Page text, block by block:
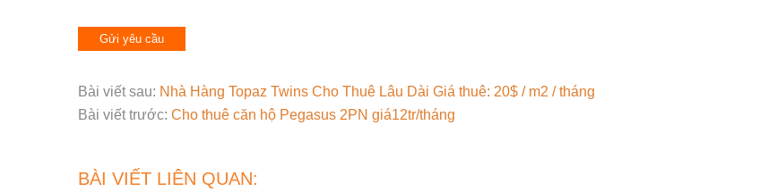
Bài viết sau: Nhà Hàng Topaz Twins Cho Thuê Lâu Dài Giá thuê: 20$ / m2 / tháng
Bài viết trước: Cho thuê căn hộ Pegasus 2PN giá12tr/tháng
BÀI VIẾT LIÊN QUAN: